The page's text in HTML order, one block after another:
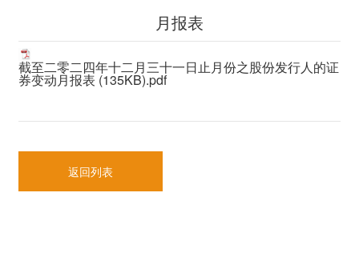
恒鼎文化
商务合作
月报表
截至二零二四年十二月三十一日止月份之股份发行人的证
券变动月报表 (135KB).pdf
返回列表